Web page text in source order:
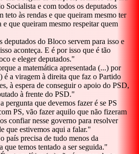
Socialista e com todos os deputados
teto às rendas e que queiram mesmo ter
que queiram mesmo respeitar quem
deputados do Bloco servem para isso e
aconteça. E é por isso que é tão
e eleger deputados."
a matemática apresentada (...) por
é a viragem à direita que faz o Partido
à espera de conseguir o apoio do PSD,
à frente do PSD."
pergunta que devemos fazer é se PS
PS, vão fazer aquilo que não fizeram
confiar nesse governo para resolver
que estivemos aqui a falar."
o país precisa de tudo menos da
temos tentado a ser seguida."